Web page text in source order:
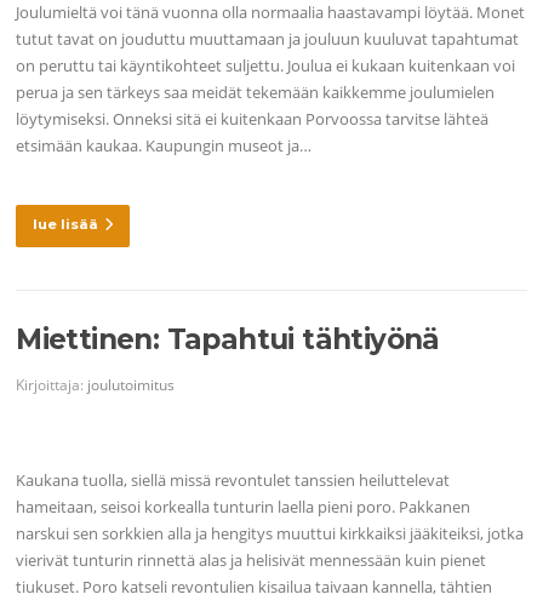
Joulumieltä voi tänä vuonna olla normaalia haastavampi löytää. Monet
tutut tavat on jouduttu muuttamaan ja jouluun kuuluvat tapahtumat
on peruttu tai käyntikohteet suljettu. Joulua ei kukaan kuitenkaan voi
perua ja sen tärkeys saa meidät tekemään kaikkemme joulumielen
löytymiseksi. Onneksi sitä ei kuitenkaan Porvoossa tarvitse lähteä
etsimään kaukaa. Kaupungin museot ja…
lue lisää
Miettinen: Tapahtui tähtiyönä
Kirjoittaja: joulutoimitus
Kaukana tuolla, siellä missä revontulet tanssien heiluttelevat
hameitaan, seisoi korkealla tunturin laella pieni poro. Pakkanen
narskui sen sorkkien alla ja hengitys muuttui kirkkaiksi jääkiteiksi, jotka
vierivät tunturin rinnettä alas ja helisivät mennessään kuin pienet
tiukuset. Poro katseli revontulien kisailua taivaan kannella, tähtien